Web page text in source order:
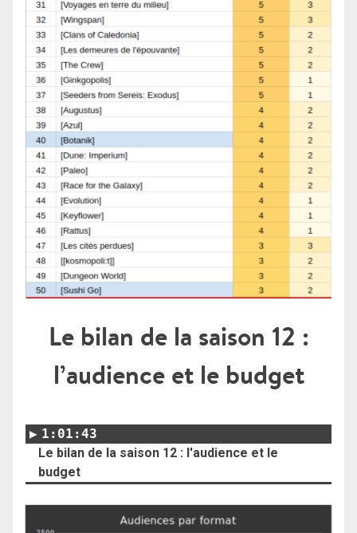
Le bilan de la saison 12 :
l’audience et le budget
1:01:43
Le bilan de la saison 12 : l'audience et le
budget